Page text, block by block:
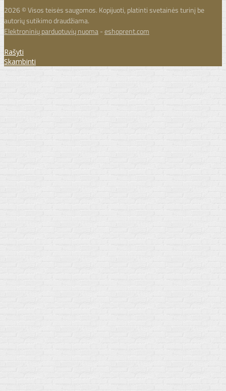
2026 © Visos teisės saugomos. Kopijuoti, platinti svetainės turinį be
autorių sutikimo draudžiama.
Elektroninių parduotuvių nuoma-eshoprent.com
Rašyti
Skambinti